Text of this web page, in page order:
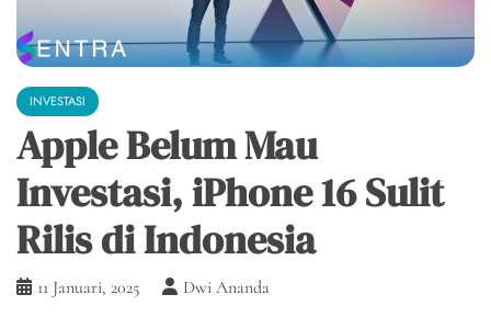
INVESTASI
Apple Belum Mau
Investasi, iPhone 16 Sulit
Rilis di Indonesia
11 Januari, 2025 Dwi Ananda